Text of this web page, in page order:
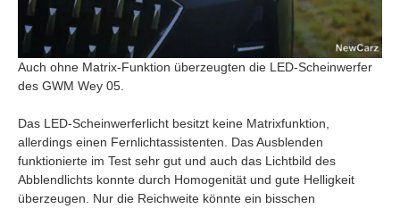
Auch ohne Matrix-Funktion überzeugten die LED-Scheinwerfer
des GWM Wey 05.
Das LED-Scheinwerferlicht besitzt keine Matrixfunktion,
allerdings einen Fernlichtassistenten. Das Ausblenden
funktionierte im Test sehr gut und auch das Lichtbild des
Abblendlichts konnte durch Homogenität und gute Helligkeit
überzeugen. Nur die Reichweite könnte ein bisschen